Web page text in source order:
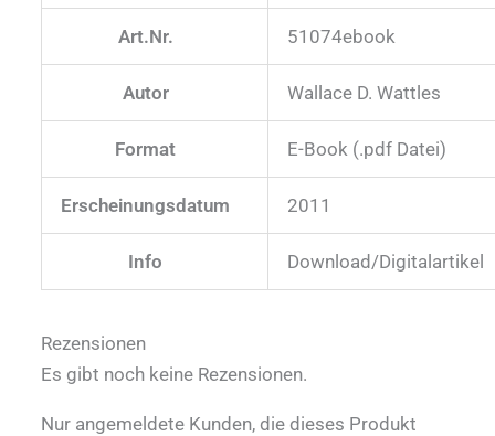
Art.Nr. 51074ebook
Autor Wallace D. Wattles
Format E-Book (.pdf Datei)
Erscheinungsdatum 2011
Info Download/Digitalartikel
Rezensionen
Es gibt noch keine Rezensionen.
Nur angemeldete Kunden, die dieses Produkt